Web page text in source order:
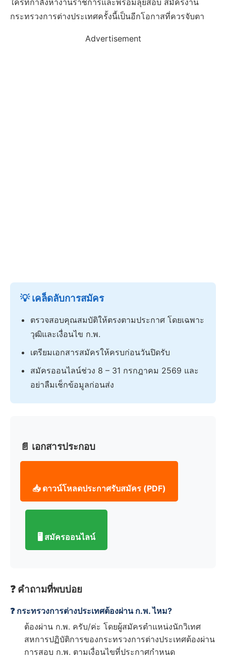
ใครที่กำลังหางานราชการและพร้อมลุยสอบ สมัครงาน
กระทรวงการต่างประเทศครั้งนี้เป็นอีกโอกาสที่ควรจับตา
Advertisement
💡 เคล็ดลับการสมัคร
ตรวจสอบคุณสมบัติให้ตรงตามประกาศ โดยเฉพาะ
วุฒิและเงื่อนไข ก.พ.
เตรียมเอกสารสมัครให้ครบก่อนวันปิดรับ
สมัครออนไลน์ช่วง 8 – 31 กรกฎาคม 2569 และ
อย่าลืมเช็กข้อมูลก่อนส่ง
📄 เอกสารประกอบ
📥 ดาวน์โหลดประกาศรับสมัคร (PDF)
🖥️ สมัครออนไลน์
❓ คำถามที่พบบ่อย
❓ กระทรวงการต่างประเทศต้องผ่าน ก.พ. ไหม?
ต้องผ่าน ก.พ. ครับ/ค่ะ โดยผู้สมัครตำแหน่งนักวิเทศ
สหการปฏิบัติการของกระทรวงการต่างประเทศต้องผ่าน
การสอบ ก.พ. ตามเงื่อนไขที่ประกาศกำหนด